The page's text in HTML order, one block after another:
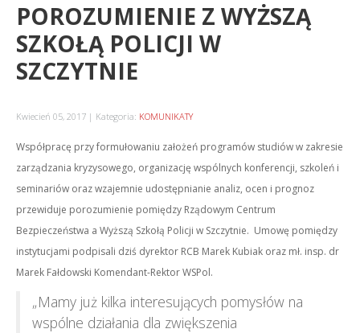
POROZUMIENIE Z WYŻSZĄ
SZKOŁĄ POLICJI W
SZCZYTNIE
Kwiecień 05, 2017 Kategoria: KOMUNIKATY
Współpracę przy formułowaniu założeń programów studiów w zakresie
zarządzania kryzysowego, organizację wspólnych konferencji, szkoleń i
seminariów oraz wzajemnie udostępnianie analiz, ocen i prognoz
przewiduje porozumienie pomiędzy Rządowym Centrum
Bezpieczeństwa a Wyższą Szkołą Policji w Szczytnie. Umowę pomiędzy
instytucjami podpisali dziś dyrektor RCB Marek Kubiak oraz mł. insp. dr
Marek Fałdowski Komendant-Rektor WSPol.
„Mamy już kilka interesujących pomysłów na
wspólne działania dla zwiększenia